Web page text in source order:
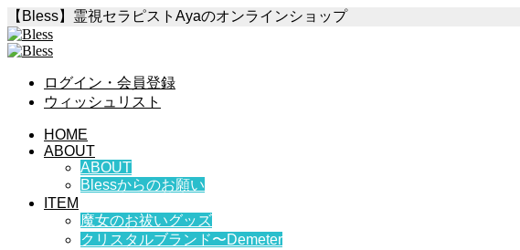
【Bless】霊視セラピストAyaのオンラインショップ
ログイン・会員登録
ウィッシュリスト
HOME
ABOUT
ABOUT
Blessからのお願い
ITEM
魔女のお祓いグッズ
クリスタルブランド〜Demeter